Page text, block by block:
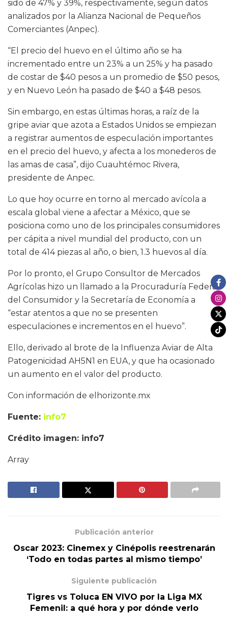
sido de 47% y 39%, respectivamente, según datos
analizados por la Alianza Nacional de Pequeños
Comerciantes (Anpec).
“El precio del huevo en el último año se ha
incrementado entre un 23% a un 25% y ha pasado
de costar de $40 pesos a un promedio de $50 pesos,
y en Nuevo León ha pasado de $40 a $48 pesos.
Sin embargo, en estas últimas horas, a raíz de la
gripe aviar que azota a Estados Unidos se empiezan
a registrar aumentos de especulación importantes
en el precio del huevo, y afecta a los monederos de
las amas de casa”, dijo Cuauhtémoc Rivera,
presidente de Anpec.
Lo que hoy ocurre en torno al mercado avícola a
escala global viene a afectar a México, que se
posiciona como uno de los principales consumidores
per cápita a nivel mundial del producto, con un
total de 414 piezas al año, o bien, 1.3 huevos al día.
Por lo pronto, el Grupo Consultor de Mercados
Agrícolas hizo un llamado a la Procuraduría Federal
del Consumidor y la Secretaría de Economía a
“estar atentos a que no se presenten
especulaciones e incrementos en el huevo”.
Ello, derivado al brote de la Influenza Aviar de Alta
Patogenicidad AH5N1 en EUA, y que ha ocasionado
un aumento en el valor del producto.
Con información de elhorizonte.mx
Fuente: info7
Crédito imagen: info7
Array
Publicación anterior
Oscar 2023: Cinemex y Cinépolis reestrenarán
‘Todo en todas partes al mismo tiempo’
Siguiente publicación
Tigres vs Toluca EN VIVO por la Liga MX
Femenil: a qué hora y por dónde verlo